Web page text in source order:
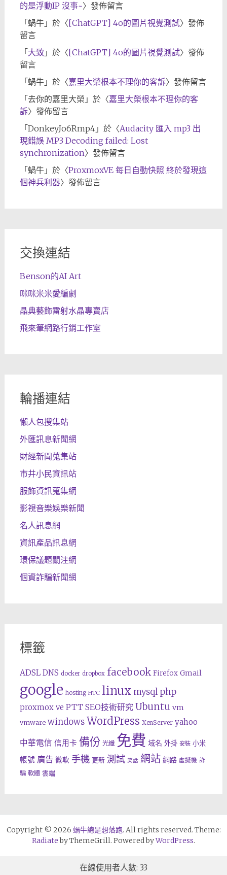
的是浮動IP 沒事~〉發佈留言
「 蝸牛」於〈[ChatGPT] 4o的圖片視覺測試〉發佈
留言
「 大致 」於〈[ChatGPT] 4o的圖片視覺測試〉發佈
留言
「 蝸牛」於〈嘉里大榮根本不理你的客訴〉發佈留言
「 去你的嘉里大榮 」於〈嘉里大榮根本不理你的客
訴〉發佈留言
「 DonkeyJo6Rmp4」於〈Audacity 匯入 mp3 出
現錯誤 MP3 Decoding failed: Lost
synchronization〉發佈留言
「 蝸牛」於〈ProxmoxVE 每日自動快照 終於發現這
個神兵利器〉發佈留言
交換連結
Benson的AI Art
咪咪米米愛編劇
晶典藝飾雷射水晶專賣店
飛來筆網路行銷工作室
輪播連結
懶人包搜集站
外匯訊息新聞網
財經新聞蒐集站
市井小民資訊站
服飾資訊蒐集網
影視音樂娛樂新聞
名人訊息網
資訊產品訊息網
環保議題關注網
個資詐騙新聞網
標籤
ADSL DNS docker dropbox facebook Firefox Gmail
google hosting HTC linux mysql php
proxmox ve PTT SEO技術研究 Ubuntu vm
vmware windows WordPress XenServer yahoo
中華電信 信用卡 備份 光纖 免費 域名 外掛 安裝 小米
帳號 廣告 微軟 手機 更新 測試 笑話 網站 網路 虛擬機 詐
騙 軟體 雲端
Copyright © 2026 蝸牛總是想落跑. All rights reserved. Theme:
Radiateby ThemeGrill. Powered byWordPress.
在線使用者人數: 33